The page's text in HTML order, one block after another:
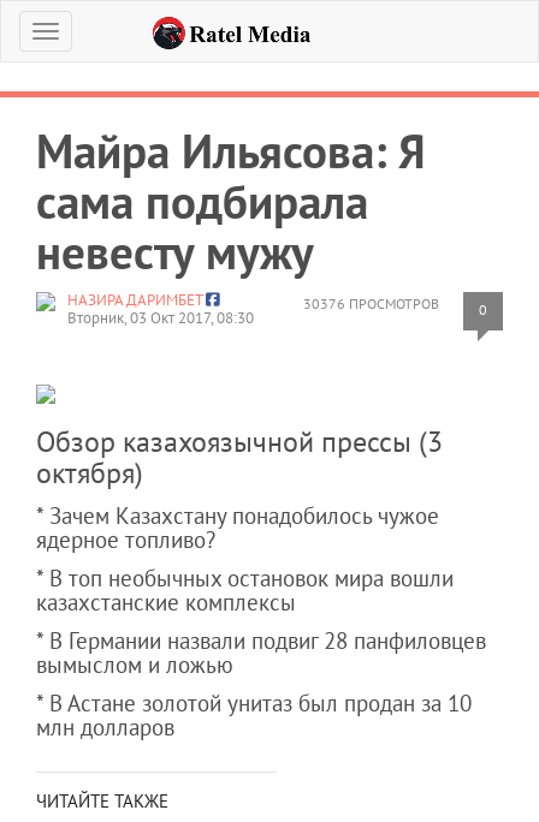
Меню
Майра Ильясова: Я
сама подбирала
невесту мужу
30376 ПРОСМОТРОВ 0
НАЗИРА ДАРИМБЕТ
Вторник, 03 Окт 2017, 08:30
Обзор казахоязычной прессы (3
октября)
* Зачем Казахстану понадобилось чужое
ядерное топливо?
* В топ необычных остановок мира вошли
казахстанские комплексы
* В Германии назвали подвиг 28 панфиловцев
вымыслом и ложью
* В Астане золотой унитаз был продан за 10
млн долларов
ЧИТАЙТЕ ТАКЖЕ